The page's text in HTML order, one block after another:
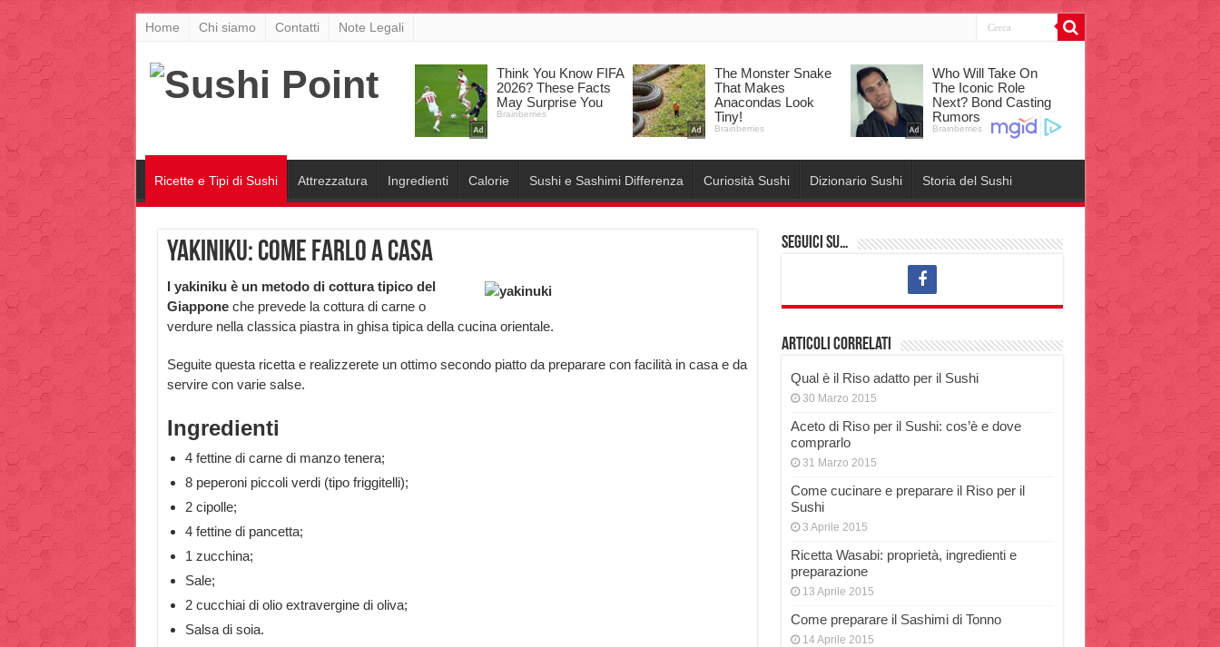
Home Chi siamo Contatti Note Legali
Ricette e Tipi di Sushi Attrezzatura Ingredienti Calorie Sushi e Sashimi Differenza Curiosità Sushi Dizionario Sushi Storia del Sushi
Yakiniku: come farlo a casa
I yakiniku è un metodo di cottura tipico del
Giapponeche prevede la cottura di carne o
verdure nella classica piastra in ghisa tipica della cucina orientale.
Seguite questa ricetta e realizzerete un ottimo secondo piatto da preparare con facilità in casa e da
servire con varie salse.
Ingredienti
4 fettine di carne di manzo tenera;
8 peperoni piccoli verdi (tipo friggitelli);
2 cipolle;
4 fettine di pancetta;
1 zucchina;
Sale;
2 cucchiai di olio extravergine di oliva;
Salsa di soia.
Seguici su…
Articoli correlati
Qual è il Riso adatto per il Sushi
30 Marzo 2015
Aceto di Riso per il Sushi: cos’è e dove
comprarlo
31 Marzo 2015
Come cucinare e preparare il Riso per il
Sushi
3 Aprile 2015
Ricetta Wasabi: proprietà, ingredienti e
preparazione
13 Aprile 2015
Come preparare il Sashimi di Tonno
14 Aprile 2015